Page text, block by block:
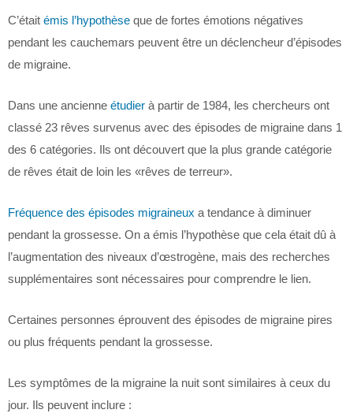
C’était émis l’hypothèse que de fortes émotions négatives
pendant les cauchemars peuvent être un déclencheur d’épisodes
de migraine.
Dans une ancienne étudier à partir de 1984, les chercheurs ont
classé 23 rêves survenus avec des épisodes de migraine dans 1
des 6 catégories. Ils ont découvert que la plus grande catégorie
de rêves était de loin les «rêves de terreur».
Fréquence des épisodes migraineux a tendance à diminuer
pendant la grossesse. On a émis l’hypothèse que cela était dû à
l’augmentation des niveaux d’œstrogène, mais des recherches
supplémentaires sont nécessaires pour comprendre le lien.
Certaines personnes éprouvent des épisodes de migraine pires
ou plus fréquents pendant la grossesse.
Les symptômes de la migraine la nuit sont similaires à ceux du
jour. Ils peuvent inclure :